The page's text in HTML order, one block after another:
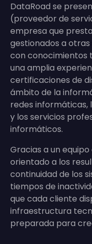
DataRoad se
(proveedor de
empresa que
gestionados a
con conocimientos
una amplia
certificaciones de
ámbito de la
redes informáticas,
y los servicios
informáticos.
Gracias a un
orientado a los
continuidad de los
tiempos de
que cada cliente
infraestructura
preparada para